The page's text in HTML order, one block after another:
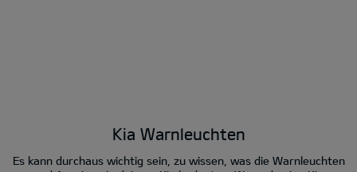
Kia Warnleuchten
Es kann durchaus wichtig sein, zu wissen, was die Warnleuchten